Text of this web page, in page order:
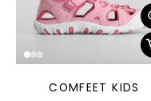
COMFEET KIDS